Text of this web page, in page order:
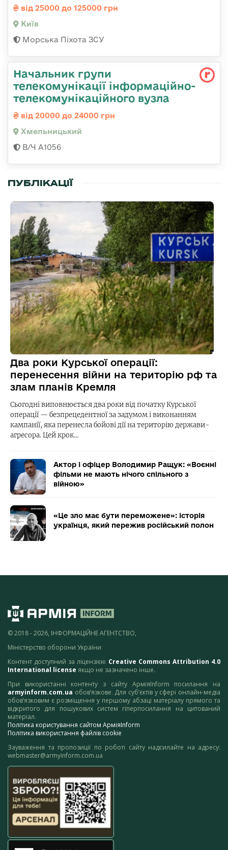
від 25000 до 125000 грн
Київ
Морська Піхота ЗСУ
Начальник групи
телекомунікації інформаційно-
телекомунікаційного вузла
від 20000 до 24000 грн
Хмельницький
В/Ч А1056
ПУБЛІКАЦІЇ
Два роки Курської операції:
перенесення війни на територію рф та
злам планів Кремля
Сьогодні виповнюється два роки від початку Курської
операції — безпрецедентної за задумом і виконанням
кампанії, яка перенесла бойові дії на територію держави-
агресора. Цей крок…
Актор і офіцер Володимир Ращук: «Воєнні
фільми не мають нічого спільного з
війною»
«Це зло має бути переможене»: історія
українця, який пережив російський полон
© 2018 - 2026, ІНФОРМАЦІЙНЕ АГЕНТСТВО,
Міністерство оборони України
Контент доступний за ліцензією Creative Commons Attribution 4.0
International license якщо не зазначено інше.
При використанні контенту з сайту АрміяInform посилання на
armyinform.com.ua обов’язкове. Для суб’єктів у сфері онлайн-медіа
обов’язковим є розміщення у першому абзаці матеріалу прямого та
відкритого для пошукових систем гіперпосилання на цитований
матеріал.
Політика користування сайтом АрміяInform
Політика використання файлів cookie
Зауваження та пропозиції по роботі сайту надсилайте на адресу:
webmaster@armyinform.com.ua